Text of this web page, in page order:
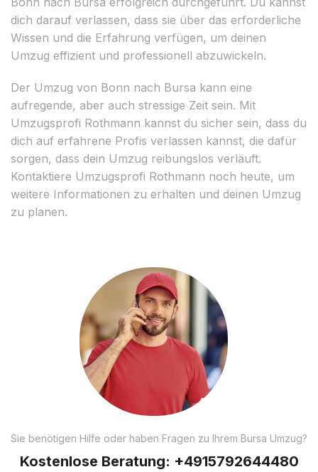
dich darauf verlassen, dass sie über das erforderliche
Wissen und die Erfahrung verfügen, um deinen
Umzug effizient und professionell abzuwickeln.
Der Umzug von Bonn nach Bursa kann eine
aufregende, aber auch stressige Zeit sein. Mit
Umzugsprofi Rothmann kannst du sicher sein, dass du
dich auf erfahrene Profis verlassen kannst, die dafür
sorgen, dass dein Umzug reibungslos verläuft.
Kontaktiere Umzugsprofi Rothmann noch heute, um
weitere Informationen zu erhalten und deinen Umzug
zu planen.
Sie benötigen Hilfe oder haben Fragen zu Ihrem Bursa Umzug?
Kostenlose Beratung: +4915792644480